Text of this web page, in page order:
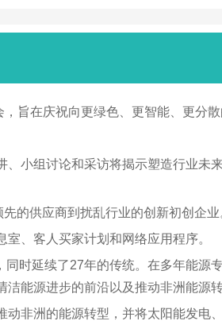
旨在庆祝向更绿色、更智能、更分散
小组讨论和采访将揭示塑造行业未
的供应商到扰乱行业的创新初创企业
、客人买家计划和网络应用程序。
时延续了27年的传统。在多年能源
能源进步的前沿以及推动非洲能源
非洲的能源转型，并将太阳能发电